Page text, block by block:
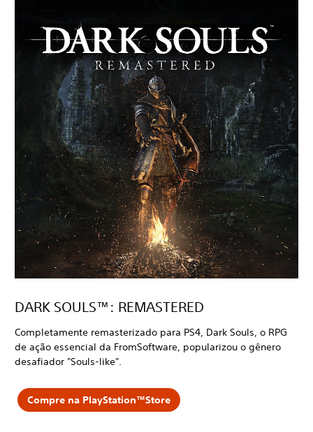
DARK SOULS™: REMASTERED
Completamente remasterizado para PS4, Dark Souls, o RPG
de ação essencial da FromSoftware, popularizou o gênero
desafiador "Souls-like".
Compre na PlayStation™Store